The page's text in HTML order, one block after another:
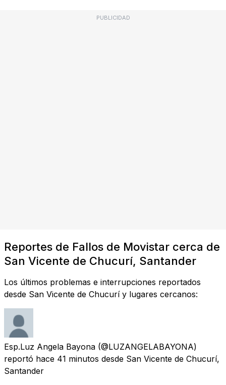
PUBLICIDAD
Reportes de Fallos de Movistar cerca de
San Vicente de Chucurí, Santander
Los últimos problemas e interrupciones reportados
desde San Vicente de Chucurí y lugares cercanos:
Esp.Luz Angela Bayona (@LUZANGELABAYONA)
reportó hace 41 minutos desde San Vicente de Chucurí,
Santander